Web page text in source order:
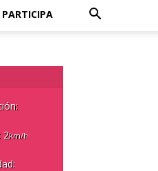
PARTICIPA
2km/h